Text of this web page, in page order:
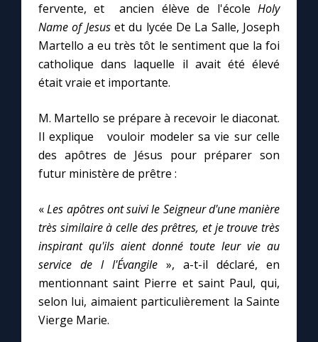
Les premiers samedis du mois
Marie qui défait les nœuds
Mes intentions de prière
Une Minute avec Marie
Une neuvaine
À la une
1000 Raisons de Croire
fervente, et ancien élève de l'école Holy
Name of Jesus et du lycée De La Salle, Joseph
Martello a eu très tôt le sentiment que la foi
catholique dans laquelle il avait été élevé
était vraie et importante.
M. Martello se prépare à recevoir le diaconat.
Il explique vouloir modeler sa vie sur celle
des apôtres de Jésus pour préparer son
futur ministère de prêtre :
«Les apôtres ont suivi le Seigneur d'une manière
très similaire à celle des prêtres, et je trouve très
inspirant qu'ils aient donné toute leur vie au
service de l l'Évangile », a-t-il déclaré, en
mentionnant saint Pierre et saint Paul, qui,
selon lui, aimaient particulièrement la Sainte
Vierge Marie.